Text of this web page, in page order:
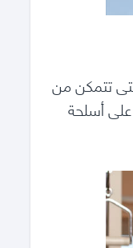
حتى تتمكن من
أسلحة